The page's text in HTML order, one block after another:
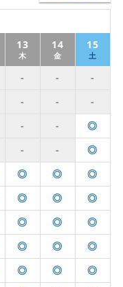
13
木
14
金
15
土
- -
-
- -
-
- -
◎
- -
◎
◎ ◎
◎
◎ ◎
◎
◎ ◎
◎
◎ ◎
◎
◎ ◎
◎